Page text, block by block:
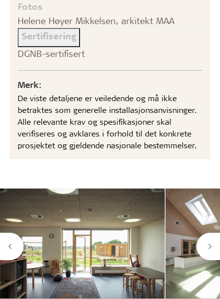
Fotos
Helene Høyer Mikkelsen, arkitekt MAA
Sertifisering
DGNB-sertifisert
Merk:
De viste detaljene er veiledende og må ikke
betraktes som generelle installasjonsanvisninger.
Alle relevante krav og spesifikasjoner skal
verifiseres og avklares i forhold til det konkrete
prosjektet og gjeldende nasjonale bestemmelser.